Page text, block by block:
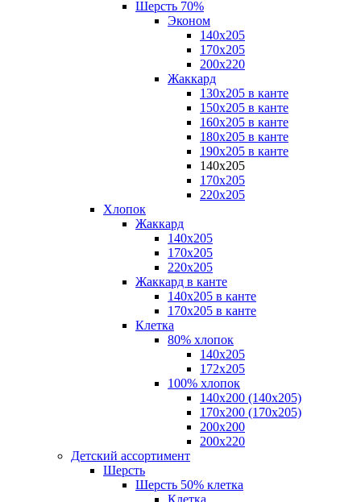
Шерсть 70%
Эконом
140х205
170х205
200х220
Жаккард
130х205 в канте
150х205 в канте
160х205 в канте
180х205 в канте
190х205 в канте
140х205
170х205
220х205
Хлопок
Жаккард
140x205
170х205
220х205
Жаккард в канте
140х205 в канте
170х205 в канте
Клетка
80% хлопок
140x205
172х205
100% хлопок
140x200 (140х205)
170x200 (170х205)
200х200
200х220
Детский ассортимент
Шерсть
Шерсть 50% клетка